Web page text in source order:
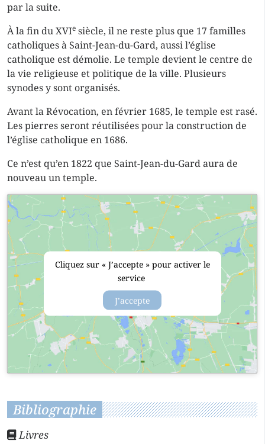
par la suite.
À la fin du XVIe siècle, il ne reste plus que 17 familles
catholiques à Saint-Jean-du-Gard, aussi l’église
catholique est démolie. Le temple devient le centre de
la vie religieuse et politique de la ville. Plusieurs
synodes y sont organisés.
Avant la Révocation, en février 1685, le temple est rasé.
Les pierres seront réutilisées pour la construction de
l’église catholique en 1686.
Ce n’est qu’en 1822 que Saint-Jean-du-Gard aura de
nouveau un temple.
Cliquez sur « J’accepte » pour activer le
service
J’accepte
Bibliographie
Livres